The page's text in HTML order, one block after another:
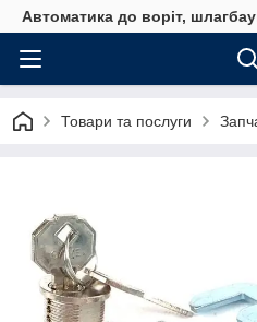
Автоматика до воріт,
Товари та послуги